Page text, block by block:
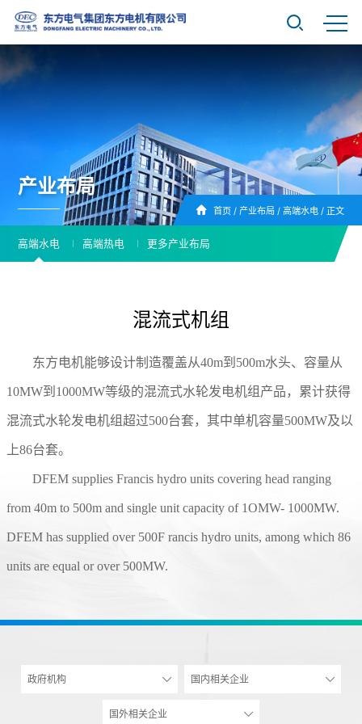
产业布局
首页/ 产业布局/ 高端水电/ 正文
高端水电 高端热电 更多产业布局
混流式机组
东方电机能够设计制造覆盖从40m到500m水头、容量从
10MW到1000MW等级的混流式水轮发电机组产品，累计获得
混流式水轮发电机组超过500台套，其中单机容量500MW及以
上86台套。
DFEM supplies Francis hydro units covering head ranging
from 40m to 500m and single unit capacity of 1OMW- 1000MW.
DFEM has supplied over 500F rancis hydro units, among which 86
units are equal or over 500MW.
政府机构 国内相关企业
国外相关企业